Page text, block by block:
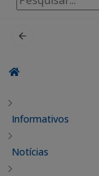
por:
Informativos
Notícias